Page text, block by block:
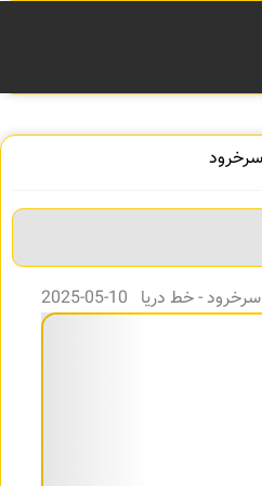
سرخرود - خط دریا 10-05-2025